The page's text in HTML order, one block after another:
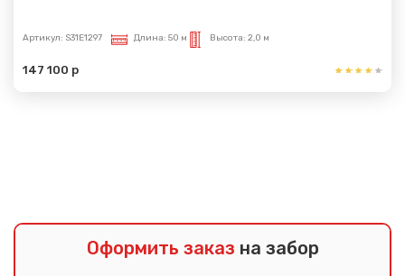
Артикул: S31E1297 Длина: 50 м Высота: 2,0 м
147 100 р
Оформить заказ на забор